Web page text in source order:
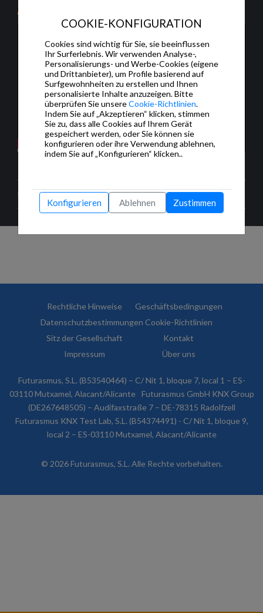
melden Sie sich an, um uns Ihren Nachricht zu senden
Rechtliche Hinweise
Geschäftsbedingungen
Datenschutzbestimmungen Cookie-Richtlinien
Sitz der Gesellschaft
Kontakt
Impressum
Über uns
Futurasmus, S.L. (B53540464) – C/ Nit 1, bloque 7, local 1 – ES-
03110 Mutxamel, Alacant/Alicante
Futurasmus GmbH KNX Group
(DE267648505) – Audifaxstraße 7 – DE-78315 Radolfzell
Futurasmus KNX Test Lab, S.L. (B54374491) - C/ Nit 1, bloque 9,
local 2 – ES-03110 Mutxamel, Alacant/Alicante
© 2026 Futurasmus, S.L. Alle Rechte vorbehalten.
COOKIE-KONFIGURATION
Cookies sind wichtig für Sie, sie beeinflussen
Ihr Surferlebnis. Wir verwenden Analyse-,
Personalisierungs- und Werbe-Cookies (eigene
und Drittanbieter), um Profile basierend auf
Surfgewohnheiten zu erstellen und Ihnen
personalisierte Inhalte anzuzeigen. Bitte
überprüfen Sie unsereCookie-Richtlinien.
Indem Sie auf „Akzeptieren“ klicken, stimmen
Sie zu, dass alle Cookies auf Ihrem Gerät
gespeichert werden, oder Sie können sie
konfigurieren oder ihre Verwendung ablehnen,
indem Sie auf „Konfigurieren“ klicken..
Konfigurieren Ablehnen Zustimmen